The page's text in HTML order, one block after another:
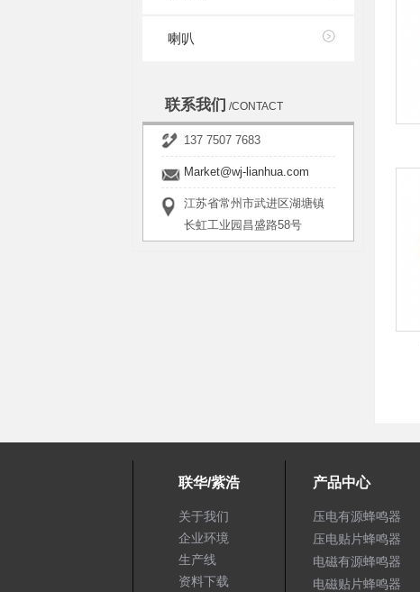
喇叭
联系我们 /CONTACT
137 7507 7683
Market@wj-lianhua.com
江苏省常州市武进区湖塘镇
长虹工业园昌盛路58号
联华/紫浩
关于我们
企业环境
生产线
资料下载
产品中心
压电有源蜂鸣器
压电贴片蜂鸣器
电磁有源蜂鸣器
电磁贴片蜂鸣器